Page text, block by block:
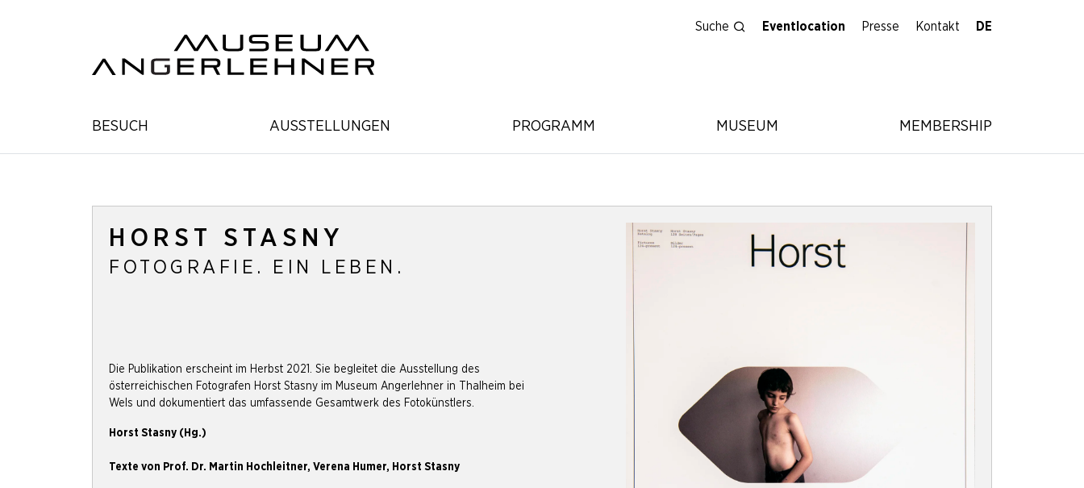
Suche Eventlocation Presse Kontakt
BESUCH AUSSTELLUNGEN PROGRAMM MUSEUM MEMBERSHIP
HORST STASNY
FOTOGRAFIE. EIN LEBEN.
Die Publikation erscheint im Herbst 2021. Sie begleitet die Ausstellung des
österreichischen Fotografen Horst Stasny im Museum Angerlehner in Thalheim bei
Wels und dokumentiert das umfassende Gesamtwerk des Fotokünstlers.
Horst Stasny (Hg.)
Texte von Prof. Dr. Martin Hochleitner, Verena Humer, Horst Stasny